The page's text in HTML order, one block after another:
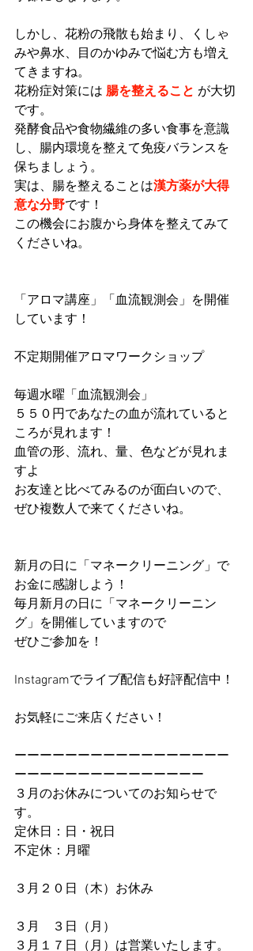
しかし、花粉の飛散も始まり、くしゃ
みや鼻水、目のかゆみで悩む方も増え
てきますね。
花粉症対策には 腸を整えること が大切
です。
発酵食品や食物繊維の多い食事を意識
し、腸内環境を整えて免疫バランスを
保ちましょう。
実は、腸を整えることは漢方薬が大得
意な分野です！
この機会にお腹から身体を整えてみて
くださいね。
「アロマ講座」「血流観測会」を開催
しています！
不定期開催アロマワークショップ
毎週水曜「血流観測会」
５５０円であなたの血が流れていると
ころが見れます！
血管の形、流れ、量、色などが見れま
すよ
お友達と比べてみるのが面白いので、
ぜひ複数人で来てくださいね。
新月の日に「マネークリーニング」で
お金に感謝しよう！
毎月新月の日に「マネークリーニン
グ」を開催していますので
ぜひご参加を！
Instagramでライブ配信も好評配信中！
お気軽にご来店ください！
ーーーーーーーーーーーーーーーーー
ーーーーーーーーーーーーーーー
３月のお休みについてのお知らせで
す。
定休日：日・祝日
不定休：月曜
３月２０日（木）お休み
３月　３日（月）
３月１７日（月）は営業いたします。